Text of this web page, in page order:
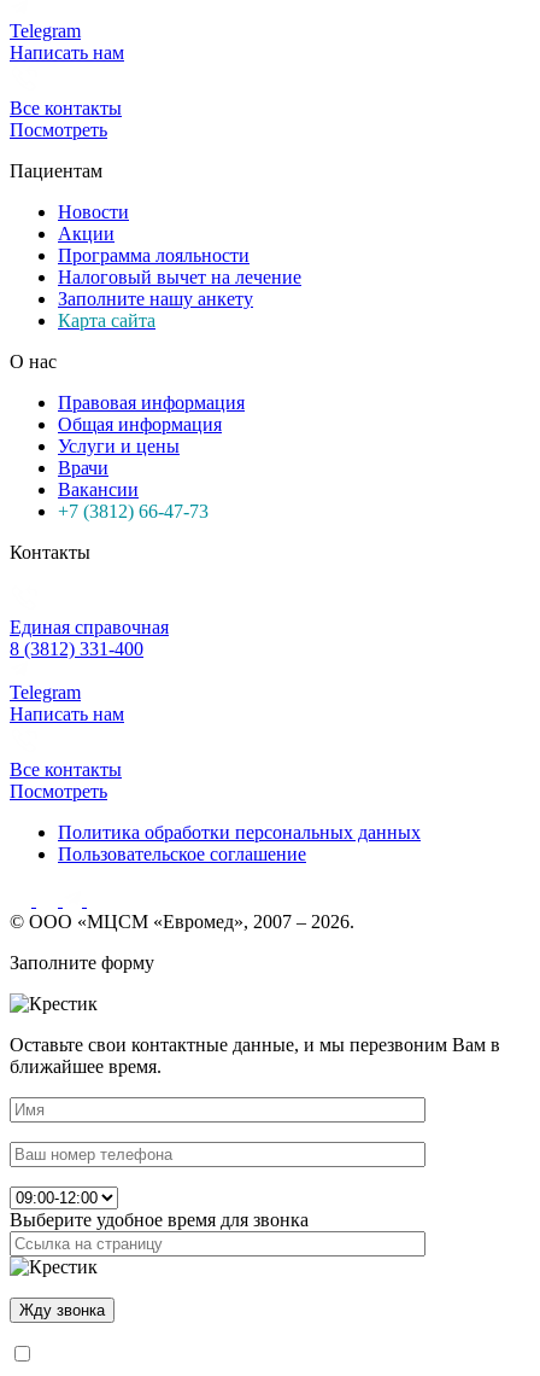
Telegram
Написать нам
Все контакты
Посмотреть
Пациентам
Новости
Акции
Программа лояльности
Налоговый вычет на лечение
Заполните нашу анкету
Карта сайта
О нас
Правовая информация
Общая информация
Услуги и цены
Врачи
Вакансии
+7 (3812) 66-47-73
Контакты
Единая справочная
8 (3812) 331-400
Telegram
Написать нам
Все контакты
Посмотреть
Политика обработки персональных данных
Пользовательское соглашение
© ООО «МЦСМ «Евромед», 2007 – 2026.
Заполните форму
Оставьте свои контактные данные, и мы перезвоним Вам в
ближайшее время.
Выберите удобное время для звонка